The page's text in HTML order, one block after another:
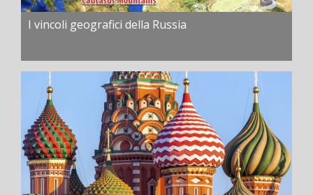
I vincoli geografici della Russia